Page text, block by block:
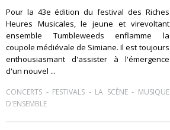
Pour la 43e édition du festival des Riches
Heures Musicales, le jeune et virevoltant
ensemble Tumbleweeds enflamme la
coupole médiévale de Simiane. Il est toujours
enthousiasmant d'assister à l'émergence
d'un nouvel ...
CONCERTS - FESTIVALS - LA SCÈNE- MUSIQUE
D'ENSEMBLE